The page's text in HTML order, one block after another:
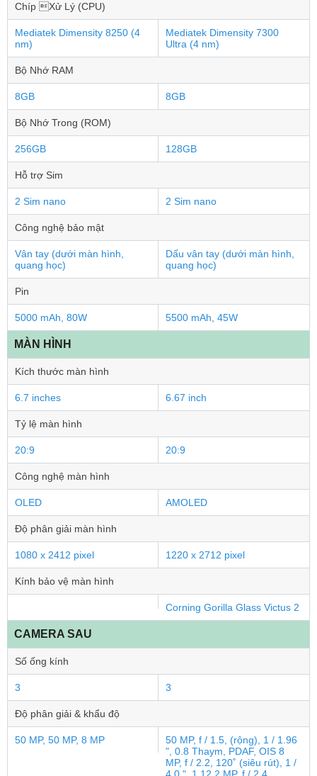
Chíp Xử Lý (CPU)
Mediatek Dimensity 8250 (4
nm)
Mediatek Dimensity 7300
Ultra (4 nm)
Bộ Nhớ RAM
8GB 8GB
Bộ Nhớ Trong (ROM)
256GB 128GB
Hỗ trợ Sim
2 Sim nano 2 Sim nano
Công nghệ bảo mật
Vân tay (dưới màn hình,
quang học)
Dấu vân tay (dưới màn hình,
quang học)
Pin
5000 mAh, 80W 5500 mAh, 45W
MÀN HÌNH
Kích thước màn hình
6.7 inches 6.67 inch
Tỷ lệ màn hình
20:9 20:9
Công nghệ màn hình
OLED AMOLED
Độ phân giải màn hình
1080 x 2412 pixel 1220 x 2712 pixel
Kính bảo vệ màn hình
Corning Gorilla Glass Victus 2
CAMERA SAU
Số ống kính
3 3
Độ phân giải & khẩu độ
50 MP, 50 MP, 8 MP
50 MP, f / 1.5, (rộng), 1 / 1.96
", 0.8 Thaym, PDAF, OIS 8
MP, f / 2.2, 120˚ (siêu rút), 1 /